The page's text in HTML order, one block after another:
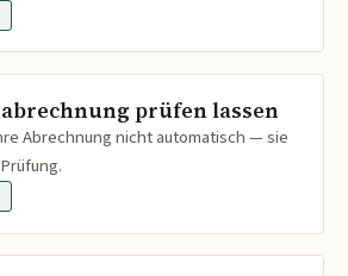
prüfen lassen
Abrechnung nicht automatisch — sie